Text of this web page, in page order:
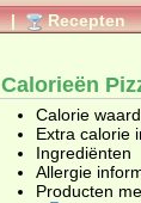
| Recepten
Calorieën
Calorie
Extra calorie
Ingrediënten
Allergie
Producten